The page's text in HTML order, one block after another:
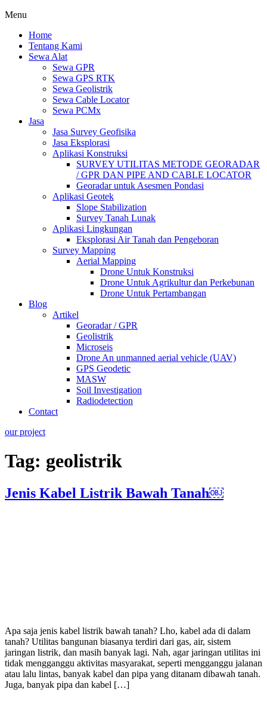
Menu
Home
Tentang Kami
Sewa Alat
Sewa GPR
Sewa GPS RTK
Sewa Geolistrik
Sewa Cable Locator
Sewa PCMx
Jasa
Jasa Survey Geofisika
Jasa Eksplorasi
Aplikasi Konstruksi
SURVEY UTILITAS METODE GEORADAR
/ GPR DAN PIPE AND CABLE LOCATOR
Georadar untuk Asesmen Pondasi
Aplikasi Geotek
Slope Stabilization
Survey Tanah Lunak
Aplikasi Lingkungan
Eksplorasi Air Tanah dan Pengeboran
Survey Mapping
Aerial Mapping
Drone Untuk Konstruksi
Drone Untuk Agrikultur dan Perkebunan
Drone Untuk Pertambangan
Blog
Artikel
Georadar / GPR
Geolistrik
Microseis
Drone An unmanned aerial vehicle (UAV)
GPS Geodetic
MASW
Soil Investigation
Radiodetection
Contact
our project
Tag: geolistrik
Jenis Kabel Listrik Bawah Tanah￼
Apa saja jenis kabel listrik bawah tanah? Lho, kabel ada di dalam
tanah? Utilitas bangunan biasanya terdiri dari gas, air, sistem
jaringan listrik, dan masih banyak lagi. Nah, agar jaringan utilitas ini
tidak mengganggu aktivitas masyarakat, seperti mengganggu jalanan
atau lalu lintas, banyak kabel dan pipa yang ditanam dibawah tanah.
Juga, banyak pipa dan kabel […]